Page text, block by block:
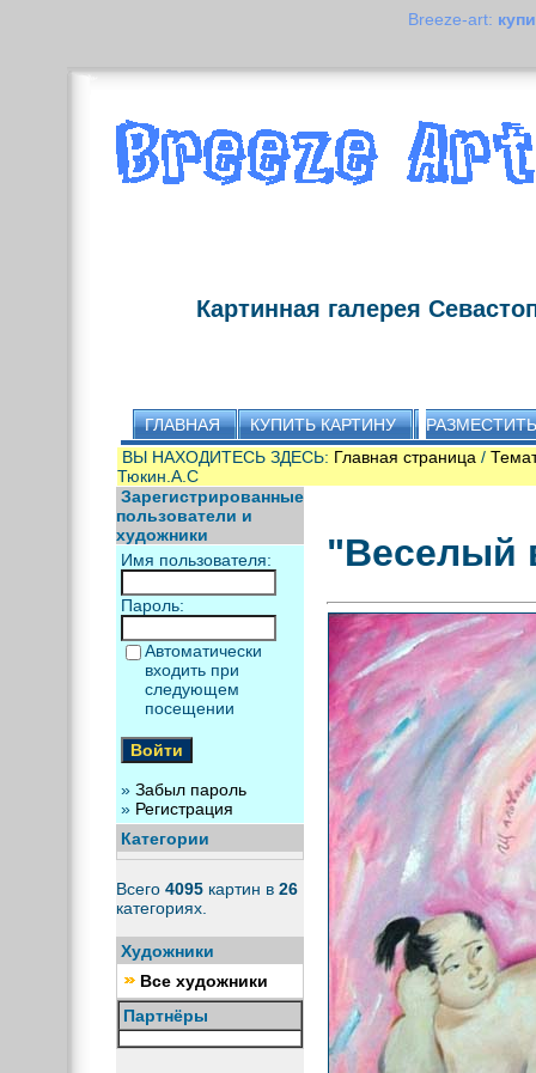
Breeze-art:
Картинная галерея
ГЛАВНАЯ КУПИТЬ КАРТИНУ
ВЫ НАХОДИТЕСЬ ЗДЕСЬ: Главная страница /
Тюкин.А.С
Зарегистрированные
пользователи и
художники
Имя пользователя:
Пароль:
Автоматически
входить при
следующем
посещении
» Забыл пароль
» Регистрация
Категории
Всего 4095картин в 26
категориях.
Художники
Все художники
Партнёры
"Веселый